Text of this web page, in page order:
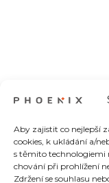
Aby zajistit co nejlepší
cookies, k ukládání a/
s těmito technologiemi
chování při prohlížení
Zdržení se souhlasu